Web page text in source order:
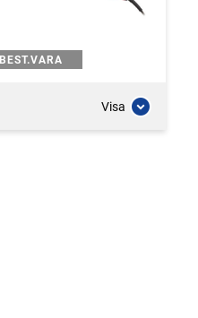
BEST.VARA
Visa